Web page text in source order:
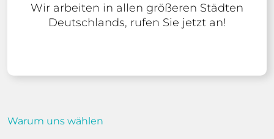
Wir arbeiten in allen größeren Städten
Deutschlands, rufen Sie jetzt an!
Warum uns wählen